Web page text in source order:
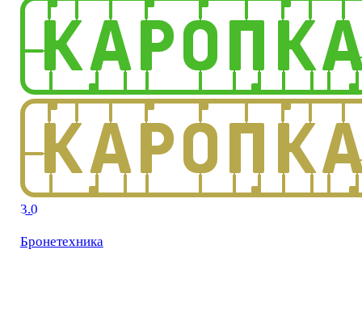
3.0
Бронетехника